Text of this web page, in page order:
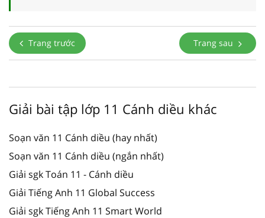
Trang trước Trang sau
Giải bài tập lớp 11 Cánh diều khác
Soạn văn 11 Cánh diều (hay nhất)
Soạn văn 11 Cánh diều (ngắn nhất)
Giải sgk Toán 11 - Cánh diều
Giải Tiếng Anh 11 Global Success
Giải sgk Tiếng Anh 11 Smart World